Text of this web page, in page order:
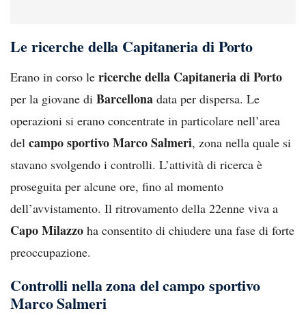
Le ricerche della Capitaneria di Porto
Erano in corso le ricerche della Capitaneria di Porto
per la giovane di Barcellona data per dispersa. Le
operazioni si erano concentrate in particolare nell’area
del campo sportivo Marco Salmeri, zona nella quale si
stavano svolgendo i controlli. L’attività di ricerca è
proseguita per alcune ore, fino al momento
dell’avvistamento. Il ritrovamento della 22enne viva a
Capo Milazzo ha consentito di chiudere una fase di forte
preoccupazione.
Controlli nella zona del campo sportivo
Marco Salmeri